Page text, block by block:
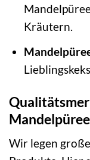
Kräutern.
Mandelpüree
Wir legen